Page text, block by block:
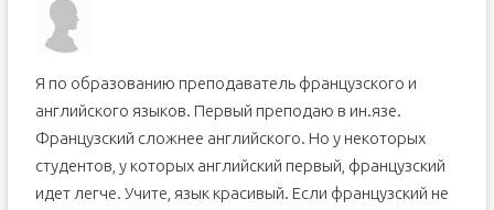
Я по образованию преподаватель французского и
английского языков. Первый преподаю в ин.язе.
Французский сложнее английского. Но у некоторых
студентов, у которых английский первый, французский
идет легче. Учите, язык красивый. Если французский не